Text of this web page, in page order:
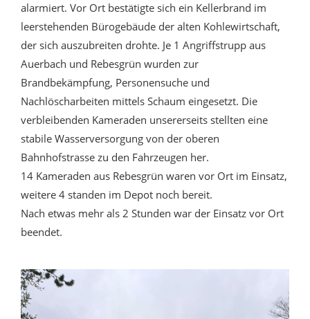
alarmiert. Vor Ort bestätigte sich ein Kellerbrand im
leerstehenden Bürogebäude der alten Kohlewirtschaft,
der sich auszubreiten drohte. Je 1 Angriffstrupp aus
Auerbach und Rebesgrün wurden zur
Brandbekämpfung, Personensuche und
Nachlöscharbeiten mittels Schaum eingesetzt. Die
verbleibenden Kameraden unsererseits stellten eine
stabile Wasserversorgung von der oberen
Bahnhofstrasse zu den Fahrzeugen her.
14 Kameraden aus Rebesgrün waren vor Ort im Einsatz,
weitere 4 standen im Depot noch bereit.
Nach etwas mehr als 2 Stunden war der Einsatz vor Ort
beendet.